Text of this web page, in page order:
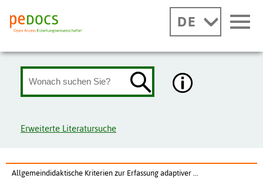
DE
Erweiterte Literatursuche
Allgemeindidaktische Kriterien zur Erfassung adaptiver ...